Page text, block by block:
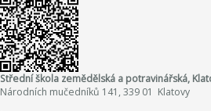
Střední škola zemědělská a potravinářská,
Národních mučedníků 141, 339 01 Klatovy